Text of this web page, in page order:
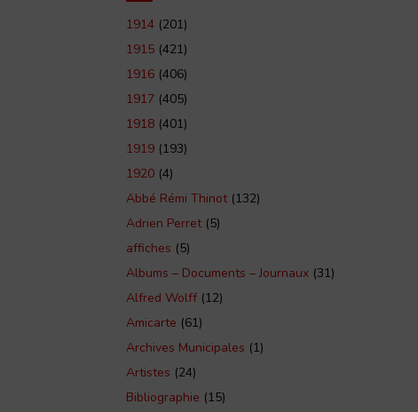
1914 (201)
1915 (421)
1916 (406)
1917 (405)
1918 (401)
1919 (193)
1920 (4)
Abbé Rémi Thinot(132)
Adrien Perret(5)
affiches (5)
Albums – Documents – Journaux (31)
Alfred Wolff (12)
Amicarte (61)
Archives Municipales (1)
Artistes (24)
Bibliographie (15)